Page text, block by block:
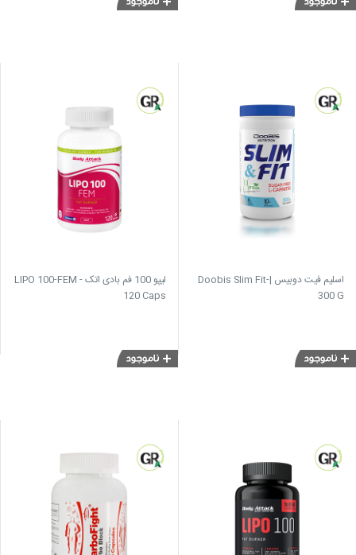
اسلیم فیت دوبیس |Doobis Slim Fit-
300 G
لیپو 100 فم بادی اتک LIPO 100-FEM -
120 Caps